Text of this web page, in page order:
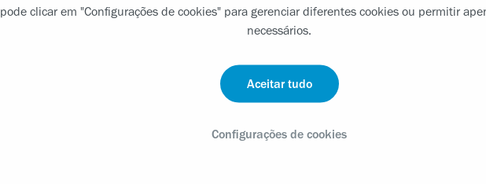
pode clicar em "Configurações de cookies" para gerenciar diferentes cookies ou permitir
necessários.
Aceitar tudo
Configurações de cookies
eficiente e confiável desses
controle e conformidade
que esse seja consistente e
de supply trabalha para se
levar nossas terapias aos
necessário.
O planejamento minucioso da